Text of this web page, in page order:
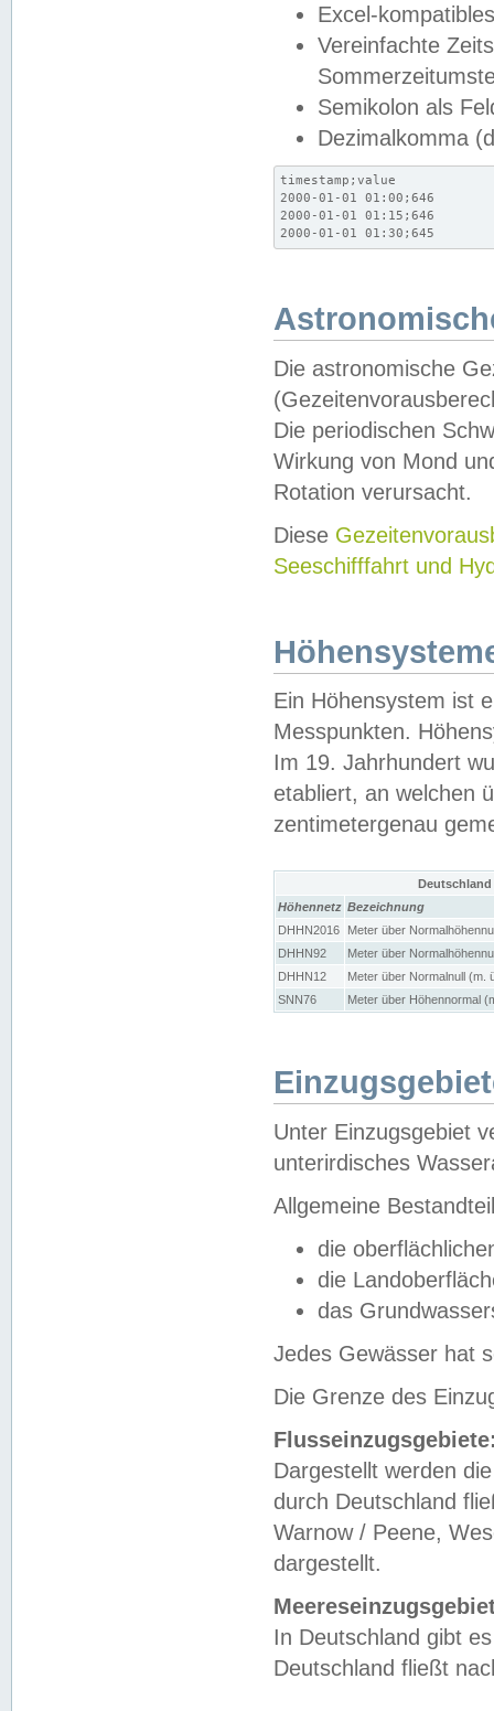
Excel-
Vereinfachte
Semikolon als
Dezimalkomma
timestamp;value
2000-01-01 01:00;646
2000-01-01 01:15;646
2000-01-01 01:30;645
Die astronomische
Die periodischen
Wirkung von Mond
Rotation verursacht.
Diese
Seeschifffahrt und
Ein Höhensystem ist
Messpunkten.
Im 19. Jahrhundert
etabliert, an welchen
zentimetergenau
Höhennetz Bezeichnung
DHHN2016
Meter über
DHHN92
Meter über
DHHN12
Meter über Normalnull (m.
SNN76
Meter über Höhennormal
Unter Einzugsgebiet
unterirdisches
Allgemeine
die
die
das
Jedes Gewässer hat
Die Grenze des
Dargestellt werden
durch Deutschland
Warnow / Peene,
dargestellt.
In Deutschland gibt
Deutschland fließt